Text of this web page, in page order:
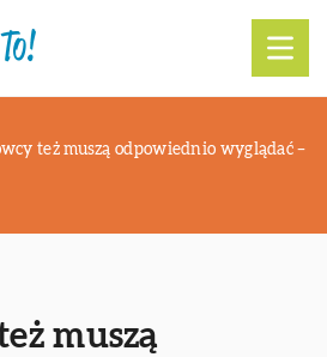
też muszą odpowiednio wyglądać –
muszą